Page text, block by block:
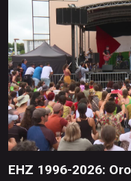
EHZ 1996-2026: